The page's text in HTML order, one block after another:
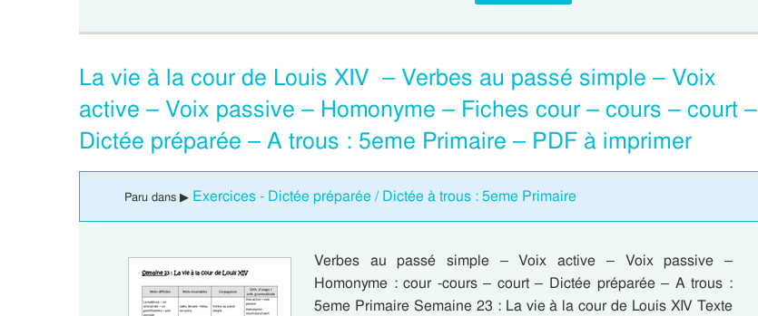
La vie à la cour de Louis XIV – Verbes au passé simple – Voix
active – Voix passive – Homonyme – Fiches cour – cours – court –
Dictée préparée – A trous : 5eme Primaire – PDF à imprimer
Paru dans ▶ Exercices - Dictée préparée / Dictée à trous : 5eme Primaire
Verbes au passé simple – Voix active – Voix passive –
Homonyme : cour -cours – court – Dictée préparée – A trous :
5eme Primaire Semaine 23 : La vie à la cour de Louis XIV Texte